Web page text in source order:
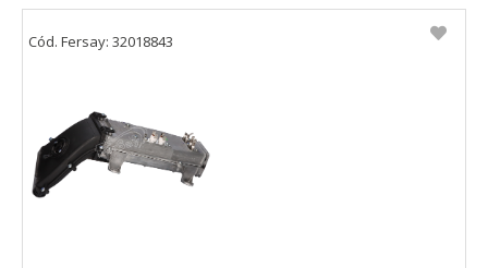
Cód. Fersay: 32018843